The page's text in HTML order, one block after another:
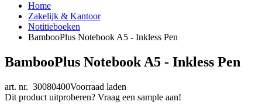
Home
Zakelijk & Kantoor
Notitieboeken
BambooPlus Notebook A5 - Inkless Pen
BambooPlus Notebook A5 - Inkless Pen
art. nr. 30080400Voorraad laden
Dit product uitproberen? Vraag een sample aan!